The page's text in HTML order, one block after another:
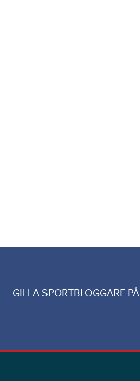
GILLA SPORTBLOGGARE PÅ